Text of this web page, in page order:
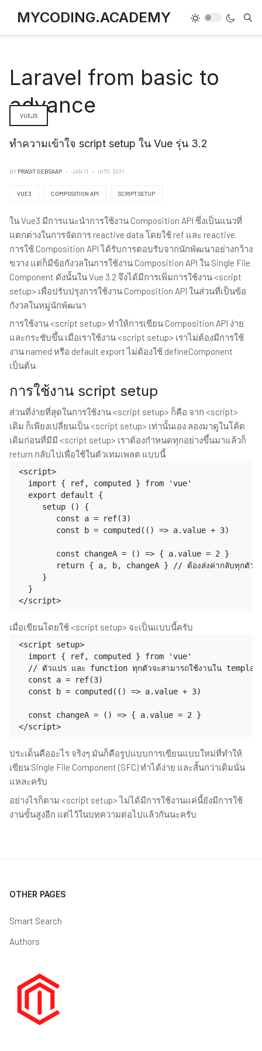
MYCODING.ACADEMY
Laravel from basic to
advance
VUEJS
ทำความเข้าใจ script setup ใน Vue รุ่น 3.2
BY PRASIT GEBSAAP JAN 11 HITS: 3971
VUE3 COMPOSITION API SCRIPT SETUP
ใน Vue3 มีการแนะนำการใช้งาน Composition API ซึ่งเป็นแนวที่
แตกต่างในการจัดการ reactive data โดยใช้ ref และ reactive.
การใช้ Composition API ได้รับการตอบรับจากนักพัฒนาอย่างกว้าง
ขวาง แต่ก็มีข้อกังวลในการใช้งาน Composition API ใน Single File
Component ดังนั้นใน Vue 3.2 จึงได้มีการเพิ่มการใช้งาน <script
setup> เพื่อปรับปรุงการใช้งาน Composition API ในส่วนที่เป็นข้อ
กังวลในหมู่นักพัฒนา
การใช้งาน <script setup> ทำให้การเขียน Composition API ง่าย
และกระชับขึ้น เมื่อเราใช้งาน <script setup> เราไม่ต้องมีการใช้
งาน named หรือ default export ไม่ต้องใช้ defineComponent
เป็นต้น
การใช้งาน script setup
ส่วนที่ง่ายที่สุดในการใช้งาน <script setup> ก็คือ จาก <script>
เดิม ก็เพียงเปลี่ยนเป็น <script setup> เท่านั้นเอง ลองมาดูในโค้ด
เดิมก่อนที่มีมี <script setup> เราต้องกำหนดทุกอย่างขึ้นมาแล้วก็
return กลับไปเพื่อใช้ในตัวเทมเพลต แบบนี้
<script>
  import { ref, computed } from 'vue'
  export default {
     setup () {
        const a = ref(3)
        const b = computed(() => a.value + 3)
        const changeA = () => { a.value = 2 }
return { a, b, changeA } // ต้องส่งค่ากลับทุกตัวที่
     }
  }
</script>
เมื่อเขียนโดยใช้ <script setup> จะเป็นแบบนี้ครับ
<script setup>
  import { ref, computed } from 'vue'
// ตัวแปร และ function ทุกตัวจะสามารถใช้งานใน
  const a = ref(3)
  const b = computed(() => a.value + 3)
  const changeA = () => { a.value = 2 }
</script>
ประเด็นคืออะไร จริงๆ มันก็คือรูปแบบการเขียนแบบใหม่ที่ทำให้
เขียน Single File Component (SFC) ทำได้ง่าย และสั้นกว่าเดิมนั่น
แหละครับ
อย่างไรก็ตาม <script setup> ไม่ได้มีการใช้งานแค่นี้ยังมีการใช้
งานขั้นสูงอีก แต่ไว้ในบทความต่อไปแล้วกันนะครับ
OTHER PAGES
Smart Search
Authors